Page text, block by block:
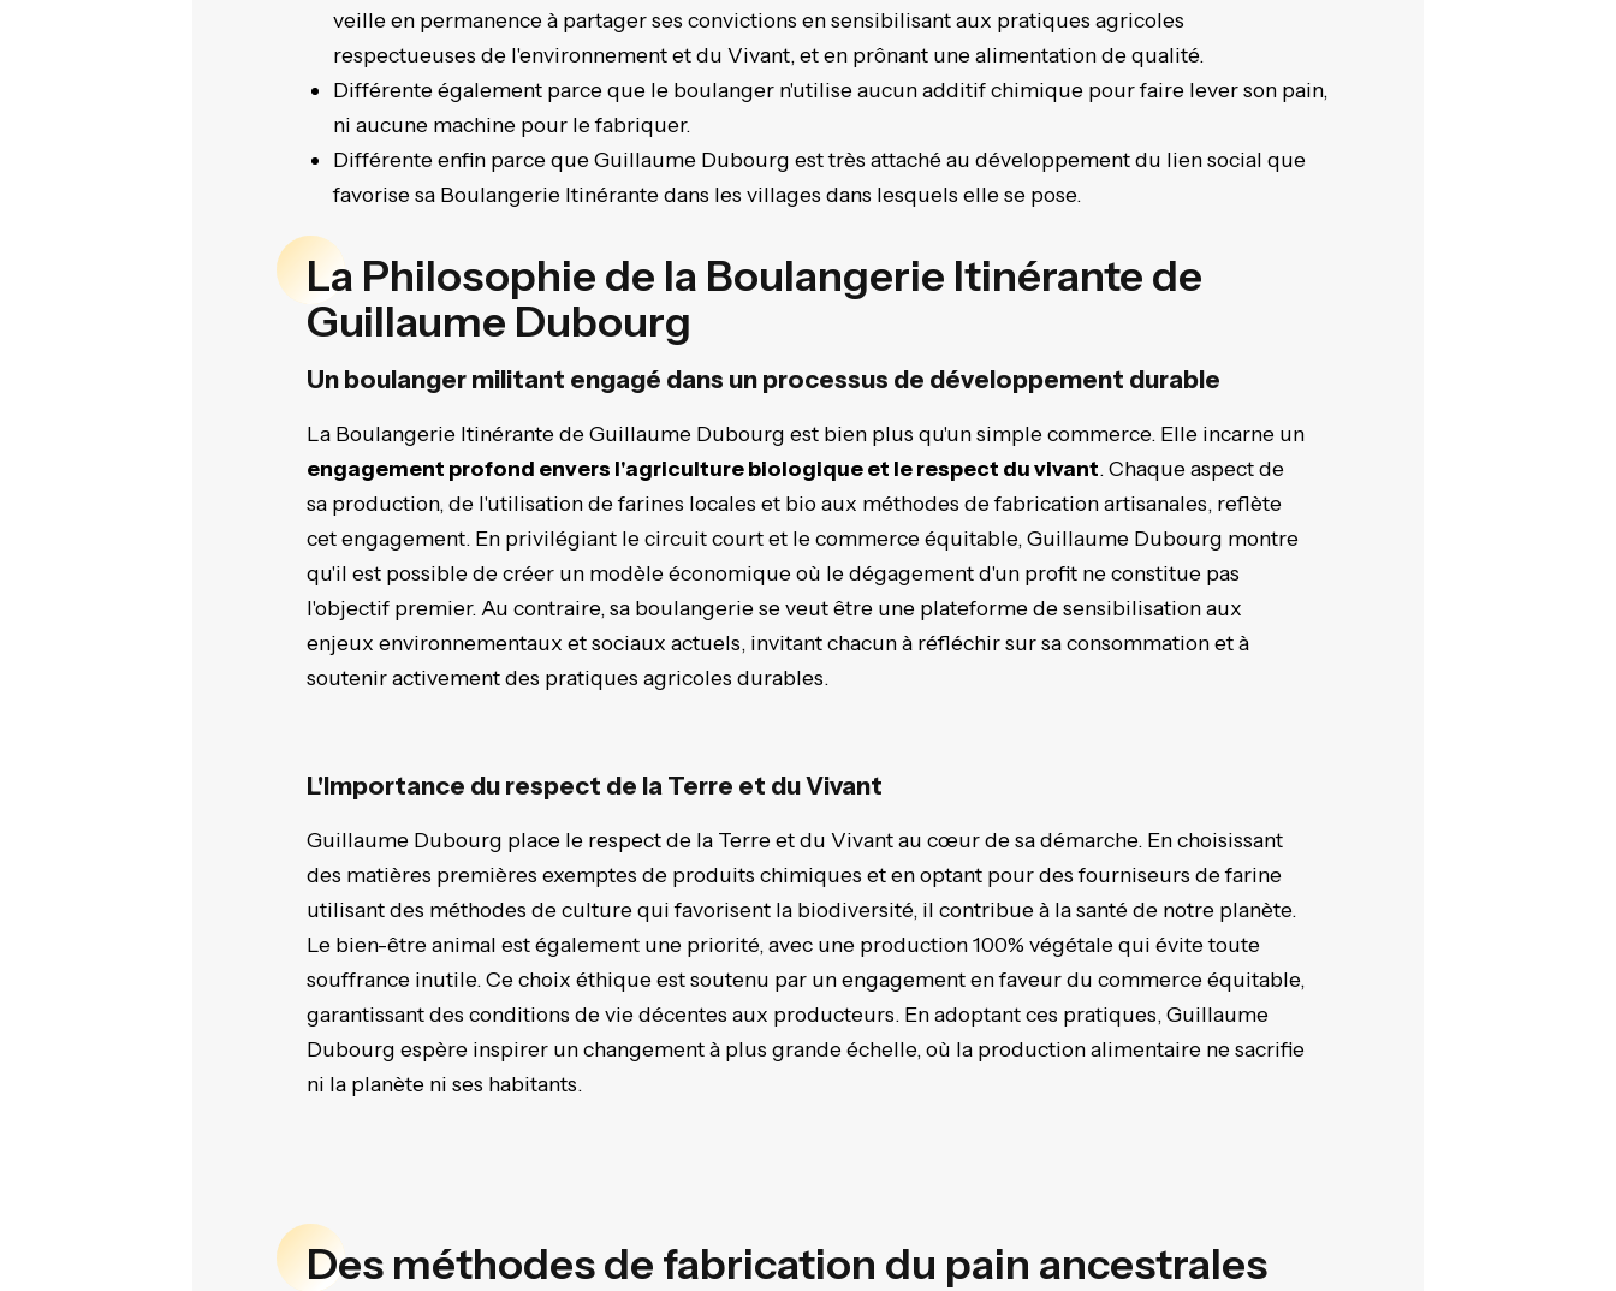
veille en permanence à partager ses convictions en sensibilisant aux pratiques agricoles
respectueuses de l'environnement et du Vivant, et en prônant une alimentation de qualité.
Différente également parce que le boulanger n'utilise aucun additif chimique pour faire lever son pain,
ni aucune machine pour le fabriquer.
Différente enfin parce que Guillaume Dubourg est très attaché au développement du lien social que
favorise sa Boulangerie Itinérante dans les villages dans lesquels elle se pose.
La Philosophie de la Boulangerie Itinérante de
Guillaume Dubourg
Un boulanger militant engagé dans un processus de développement durable
La Boulangerie Itinérante de Guillaume Dubourg est bien plus qu'un simple commerce. Elle incarne un
engagement profond envers l'agriculture biologique et le respect du vivant. Chaque aspect de
sa production, de l'utilisation de farines locales et bio aux méthodes de fabrication artisanales, reflète
cet engagement. En privilégiant le circuit court et le commerce équitable, Guillaume Dubourg montre
qu'il est possible de créer un modèle économique où le dégagement d'un profit ne constitue pas
l'objectif premier. Au contraire, sa boulangerie se veut être une plateforme de sensibilisation aux
enjeux environnementaux et sociaux actuels, invitant chacun à réfléchir sur sa consommation et à
soutenir activement des pratiques agricoles durables.
L'Importance du respect de la Terre et du Vivant
Guillaume Dubourg place le respect de la Terre et du Vivant au cœur de sa démarche. En choisissant
des matières premières exemptes de produits chimiques et en optant pour des fourniseurs de farine
utilisant des méthodes de culture qui favorisent la biodiversité, il contribue à la santé de notre planète.
Le bien-être animal est également une priorité, avec une production 100% végétale qui évite toute
souffrance inutile. Ce choix éthique est soutenu par un engagement en faveur du commerce équitable,
garantissant des conditions de vie décentes aux producteurs. En adoptant ces pratiques, Guillaume
Dubourg espère inspirer un changement à plus grande échelle, où la production alimentaire ne sacrifie
ni la planète ni ses habitants.
Des méthodes de fabrication du pain ancestrales